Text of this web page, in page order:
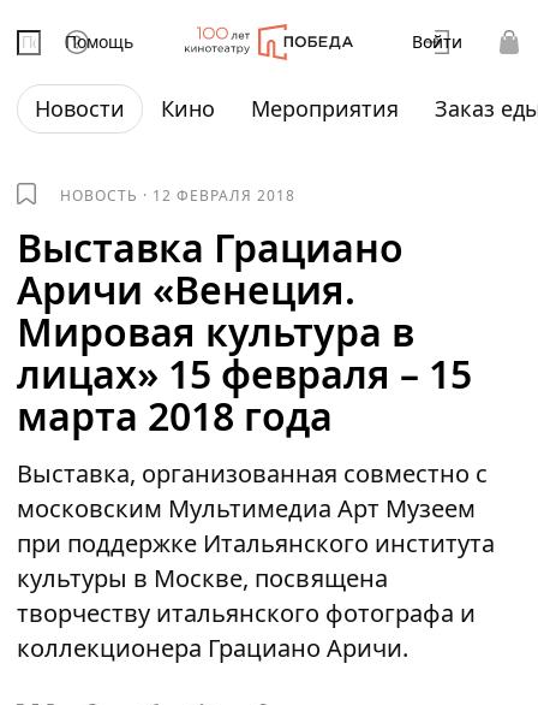
Помощь Войти
Новости Кино Мероприятия Заказ
НОВОСТЬ · 12 ФЕВРАЛЯ 2018
Выставка Грациано
Аричи «Венеция.
Мировая культура в
лицах» 15 февраля – 15
марта 2018 года
Выставка, организованная совместно с
московским Мультимедиа Арт Музеем
при поддержке Итальянского института
культуры в Москве, посвящена
творчеству итальянского фотографа и
коллекционера Грациано Аричи.